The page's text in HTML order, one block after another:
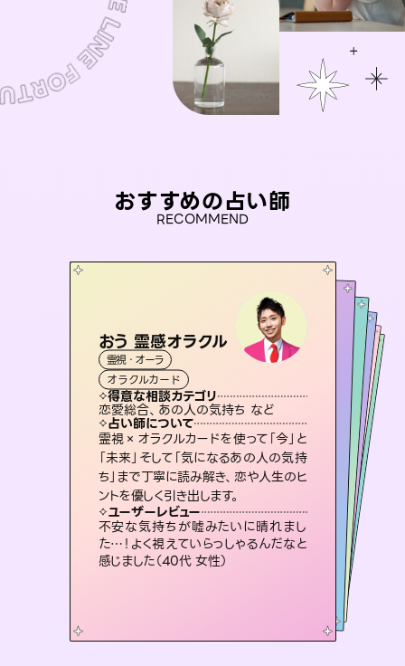
おすすめの占い師
RECOMMEND
おう 霊感オラクル
霊視・オーラ
オラクルカード
得意な相談カテゴリ
恋愛総合、あの人の気持ち など
占い師について
霊視×オラクルカードを使って「今」と
「未来」そして「気になるあの人の気持
ち」まで丁寧に読み解き、恋や人生のヒ
ントを優しく引き出します。
ユーザーレビュー
不安な気持ちが嘘みたいに晴れまし
た…！よく視えていらっしゃるんだなと
感じました（40代 女性）
アイリス -iris-
西洋占星術
ルーン
得意な相談カテゴリ
恋愛総合、片想い、二人の未来 など
占い師について
復縁、恋愛、不倫の行方、同性愛や片
思い、仕事関係や借金問題まで知りた
いことや心の負担になっていることを
紐解き、背中をそっと押して導きます。
ユーザーレビュー
安心感のあり、言い切ってくれる所や濁
さない鑑定のおかげで、毎回自分の気
持ちを整えられます（30代 男性）
彗望
霊視・オーラ
スピリチュアル・リーディング
得意な相談カテゴリ
片想い、あの人の気持ち、復縁 など
占い師について
3,700年以上の歴史を持つ東洋最古の
占術「易占」で詳細まで占い、幸せへ向
かう道筋を示します。厳しい結果にも具
体的な対策をお伝えします。
ユーザーレビュー
複雑な背景もしっかり聞いて鑑定して
いただけました。気持ちが楽になりまし
た（50代 女性）
未来視師＊花
霊視・オーラ
スピリチュアル・リーディング
得意な相談カテゴリ
出逢い、片想い、復縁 など
占い師について
未来には何パターンもの選択肢があります。不安で視えにくくなっているあなたの素敵な未来を見つけ、その未来を選択できるようアドバイスします。
ユーザーレビュー
職場の人の性質や人間関係、本心など
本当によく視えていてびっくり。対策が
打てて前向きになれます（40代）
スピリチュアル・リーディング
得意な相談カテゴリ
片想い、あの人の気持ち、復縁 など
占い師について
恋愛のお悩みの中でも特に「曖昧な関
係」の相談を得意としており、友達以上
恋人未満なお相手との今後や本音を丁
寧に読み解き恋愛成就へと導きます。
ユーザーレビュー
鑑定していただいてアドバイス通りに行
動すると仲が復活してきました。ありが
とうございました（40代 女性）
霊視・オーラ タロット
スピリチュアル・リーディング
得意な相談カテゴリ
片想い、二人の未来、年の差 など
占い師について
連絡再開、復縁、成就などの報告実績
多数。セラピストとして2万超の施術経
験があるからこそできる鑑定で、より良
い未来をサポートします。
ユーザーレビュー
とても心温まる鑑定でした。しかもこち
らは何も言っていないのに視えていらっ
しゃるんだなと驚きです（30代女性）